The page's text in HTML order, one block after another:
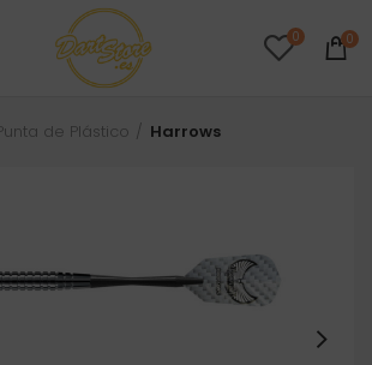
0 0
de Plástico Harrows